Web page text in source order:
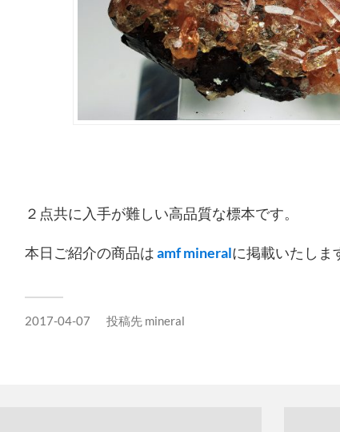
２点共に入手が難しい高品質な標本です。
本日ご紹介の商品はamf mineralに掲載いたしま
2017-04-07 投稿先 mineral